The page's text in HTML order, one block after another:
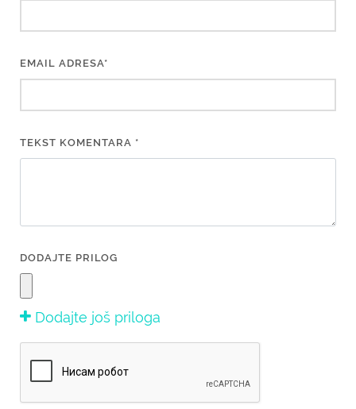
EMAIL ADRESA*
TEKST KOMENTARA *
DODAJTE PRILOG
Dodajte još priloga